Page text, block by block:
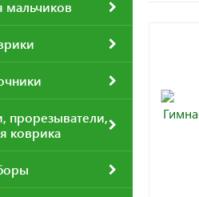
мальчиков
прорезыватели,
коврика